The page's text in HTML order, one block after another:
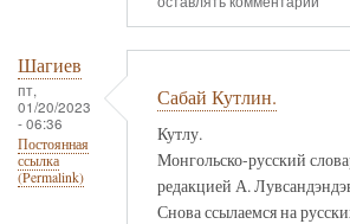
Шагиев
пт,
01/20/2023
- 06:36
Постоянная
ссылка
(Permalink)
Сабай Кутлин.
Кутлу.
Монгольско-русский
редакцией А.
Снова ссылаемся на